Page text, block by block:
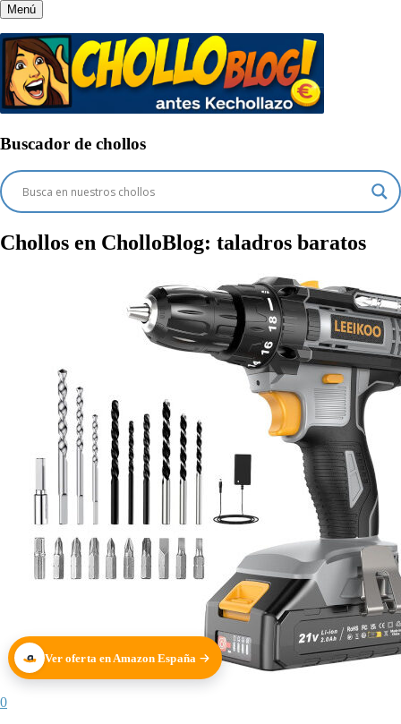
Menú
Buscador de chollos
Chollos en CholloBlog: taladros baratos
Ver oferta en Amazon España
0